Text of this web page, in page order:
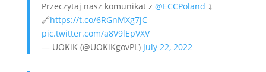
Przeczytaj nasz komunikat z @ECCPoland ⤵️
🔗https://t.co/6RGnMXg7jC
pic.twitter.com/a8V9lEpVXV
— UOKiK (@UOKiKgovPL) July 22, 2022